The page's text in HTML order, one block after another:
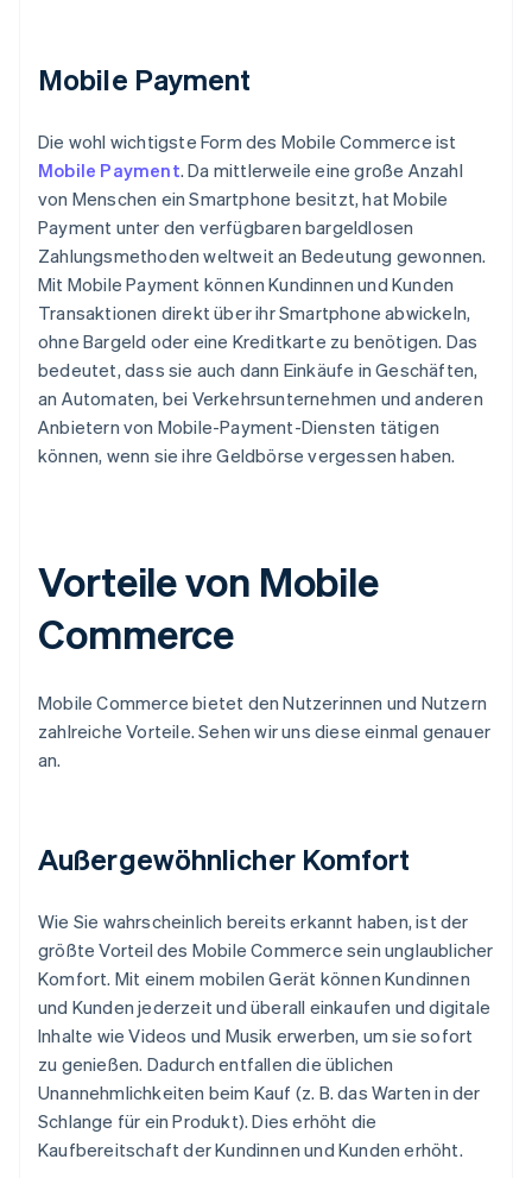
Mobile Payment
Die wohl wichtigste Form des Mobile Commerce ist
Mobile Payment. Da mittlerweile eine große Anzahl
von Menschen ein Smartphone besitzt, hat Mobile
Payment unter den verfügbaren bargeldlosen
Zahlungsmethoden weltweit an Bedeutung gewonnen.
Mit Mobile Payment können Kundinnen und Kunden
Transaktionen direkt über ihr Smartphone abwickeln,
ohne Bargeld oder eine Kreditkarte zu benötigen. Das
bedeutet, dass sie auch dann Einkäufe in Geschäften,
an Automaten, bei Verkehrsunternehmen und anderen
Anbietern von Mobile-Payment-Diensten tätigen
können, wenn sie ihre Geldbörse vergessen haben.
Vorteile von Mobile
Commerce
Mobile Commerce bietet den Nutzerinnen und Nutzern
zahlreiche Vorteile. Sehen wir uns diese einmal genauer
an.
Außergewöhnlicher Komfort
Wie Sie wahrscheinlich bereits erkannt haben, ist der
größte Vorteil des Mobile Commerce sein unglaublicher
Komfort. Mit einem mobilen Gerät können Kundinnen
und Kunden jederzeit und überall einkaufen und digitale
Inhalte wie Videos und Musik erwerben, um sie sofort
zu genießen. Dadurch entfallen die üblichen
Unannehmlichkeiten beim Kauf (z. B. das Warten in der
Schlange für ein Produkt). Dies erhöht die
Kaufbereitschaft der Kundinnen und Kunden erhöht.